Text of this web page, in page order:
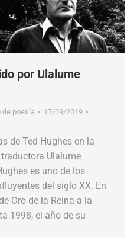
por Ulalume
de poesía
17/09/2019
de Ted Hughes en la
Ulalume
es uno de los
del siglo XX. En
Oro de la Reina a la
1998, el año de su